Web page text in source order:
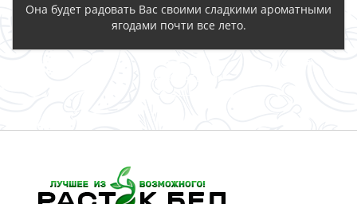
Она будет радовать Вас своими сладкими ароматными
ягодами почти все лето.